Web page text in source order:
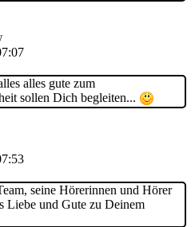
alles gute zum
sollen Dich begleiten...
seine Hörerinnen und Hörer
Liebe und Gute zu Deinem